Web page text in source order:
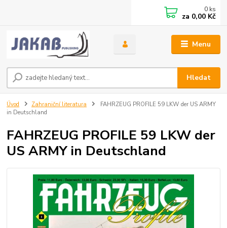
Menu
Hledat
0 ks
za 0,00 Kč
Úvod Zahraniční literatura
FAHRZEUG PROFILE 59 LKW der US ARMY
in Deutschland
FAHRZEUG PROFILE 59 LKW der
US ARMY in Deutschland